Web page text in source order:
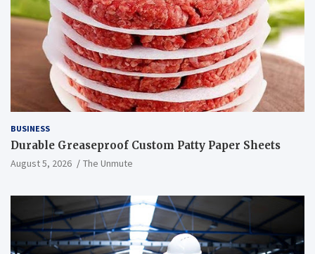
BUSINESS
Durable Greaseproof Custom Patty Paper Sheets
August 5, 2026 The Unmute